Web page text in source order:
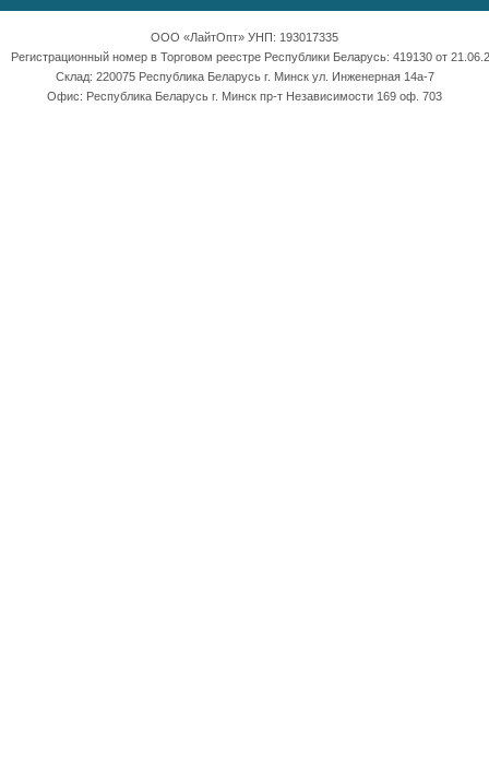
ООО «ЛайтОпт» УНП: 193017335
Регистрационный номер в Торговом реестре Республики Беларусь: 419130 от
Склад: 220075 Республика Беларусь г. Минск ул. Инженерная 14а-7
Офис: Республика Беларусь г. Минск пр-т Независимости 169 оф. 703